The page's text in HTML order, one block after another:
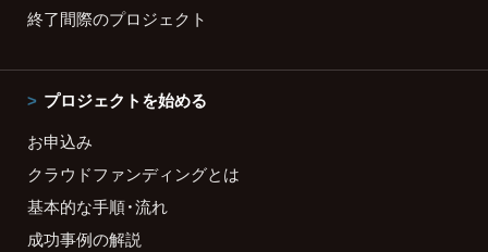
終了間際のプロジェクト
プロジェクトを始める
お申込み
クラウドファンディングとは
基本的な手順・流れ
成功事例の解説